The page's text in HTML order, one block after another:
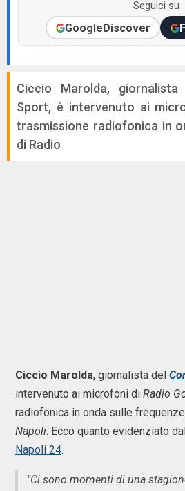
Seguici su
GoogleDiscover
Ciccio Marolda,
Sport, è intervenuto ai
trasmissione radiofonica in
di Radio
Ciccio Marolda, giornalista del
intervenuto ai microfoni di Radio
radiofonica in onda sulle
Napoli. Ecco quanto evidenziato
Napoli 24.
"Ci sono momenti di una